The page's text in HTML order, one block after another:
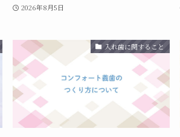
2026年8月5日
入れ歯に関すること